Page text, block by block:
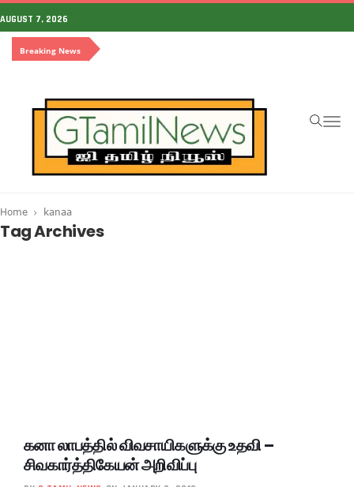
AUGUST 7, 2026
Breaking News
Home kanaa
Tag Archives
கனா லாபத்தில் விவசாயிகளுக்கு உதவி –
சிவகார்த்திகேயன் அறிவிப்பு